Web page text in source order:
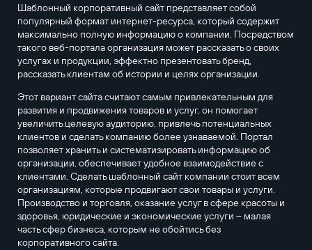
Шаблонный корпоративный сайт представляет собой
популярный формат интернет-ресурса, который содержит
максимально полную информацию о компании. Посредством
такого веб-портала организация может рассказать о своих
услугах и продукции, эффектно презентовать бренд,
рассказать клиентам об истории и целях организации.
Этот вариант сайта считают самым привлекательным для
развития и продвижения товаров и услуг, он помогает
увеличить целевую аудиторию, привлечь потенциальных
клиентов и сделать компанию более узнаваемой. Портал
позволяет хранить и систематизировать информацию об
организации, обеспечивает удобное взаимодействие с
клиентами. Сделать шаблонный сайт компании стоит всем
организациям, которые продвигают свои товары и услуги.
Производство и торговля, оказание услуг в сфере красоты и
здоровья, юридические и экономические услуги – малая
часть сфер бизнеса, которым не обойтись без
корпоративного сайта.